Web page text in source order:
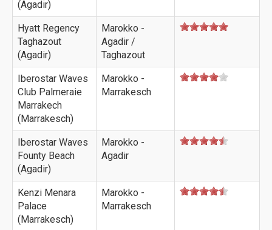
(Agadir)
Hyatt Regency
Taghazout
(Agadir)
Marokko -
Agadir /
Taghazout
Iberostar Waves
Club Palmeraie
Marrakech
(Marrakesch)
Marokko -
Marrakesch
Iberostar Waves
Founty Beach
(Agadir)
Marokko -
Agadir
Kenzi Menara
Palace
(Marrakesch)
Marokko -
Marrakesch